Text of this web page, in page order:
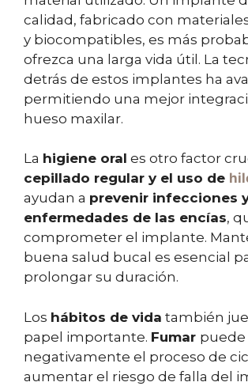
calidad, fabricado con
y biocompatibles, es más
ofrezca una larga vida útil. La
detrás de estos implantes ha
permitiendo una mejor
hueso maxilar.
La higiene oral es otro factor
cepillado regular y el uso de
ayudan a prevenir infecciones
enfermedades de las encías,
comprometer el implante.
buena salud bucal es esencial
prolongar su duración.
Los hábitos de vida también
papel importante. Fumar puede
negativamente el proceso de
aumentar el riesgo de falla del